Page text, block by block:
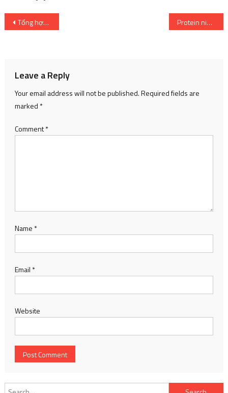
Post
Tổng hợp những bức ảnh chế về Dragon Ball nhưng theo phong cách độc lạ khiến người hâm mộ hoang mang Protein niệu nên được điều trị khi nào?
Leave a Reply
Your email address will not be published.Required fields are
marked *
Comment*
Name *
Email *
Website
Search